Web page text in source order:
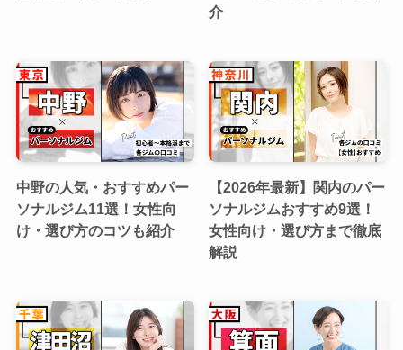
介
中野の人気・おすすめパー
ソナルジム11選！女性向
け・選び方のコツも紹介
【2026年最新】関内のパー
ソナルジムおすすめ9選！
女性向け・選び方まで徹底
解説